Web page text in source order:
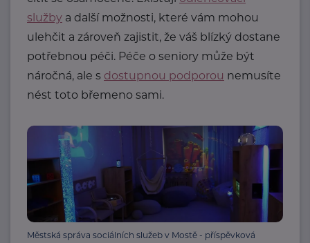
služby a další možnosti, které vám mohou
ulehčit a zároveň zajistit, že váš blízký dostane
potřebnou péči. Péče o seniory může být
náročná, ale s dostupnou podporou nemusíte
nést toto břemeno sami.
Městská správa sociálních služeb v Mostě - příspěvková